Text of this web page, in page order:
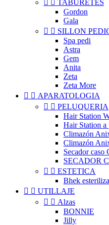
TABURETES
Gordon
Gala
  SILLON
Spa pedi
Astra
Gem
Anita
Zeta
Zeta More
  APARATOLOGIA
  PELUQUERIA
Hair Station
Hair Station a
Climazón
Climazón
Secador caso
SECADOR
  ESTETICA
Bhek
  UTILLAJE
  Alzas
BONNIE
Jilly